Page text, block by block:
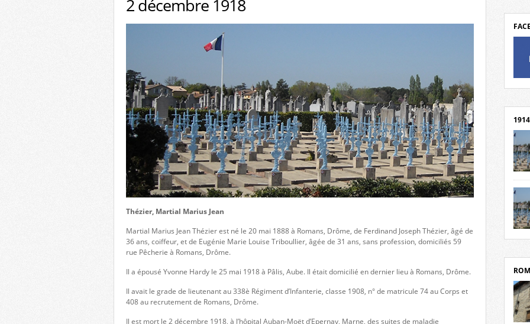
2 décembre 1918
Thézier, Martial Marius Jean
Martial Marius Jean Thézier est né le 20 mai 1888 à Romans, Drôme, de Ferdinand Joseph Thézier, âgé de
36 ans, coiffeur, et de Eugénie Marie Louise Triboullier, âgée de 31 ans, sans profession, domiciliés 59
rue Pêcherie à Romans, Drôme.
Il a épousé Yvonne Hardy le 25 mai 1918 à Pâlis, Aube. Il était domicilié en dernier lieu à Romans, Drôme.
Il avait le grade de lieutenant au 338è Régiment d’Infanterie, classe 1908, n° de matricule 74 au Corps et
408 au recrutement de Romans, Drôme.
Il est mort le 2 décembre 1918, à l’hôpital Auban-Moët d’Epernay, Marne, des suites de maladie
par